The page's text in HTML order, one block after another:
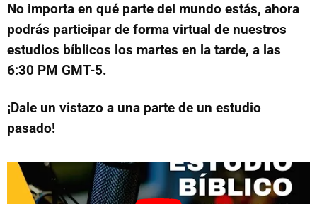
No importa en qué parte del mundo estás, ahora
podrás participar de forma virtual de nuestros
estudios bíblicos los martes en la tarde, a las
6:30 PM GMT-5.
¡Dale un vistazo a una parte de un estudio
pasado!